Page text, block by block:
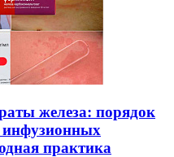
железа: порядок
инфузионных
практика